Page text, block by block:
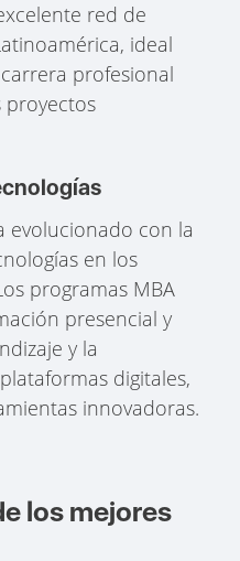
red de
ideal
profesional
proyectos
evolucionado con la
en los
programas MBA
presencial y
y la
digitales,
innovadoras.
los mejores